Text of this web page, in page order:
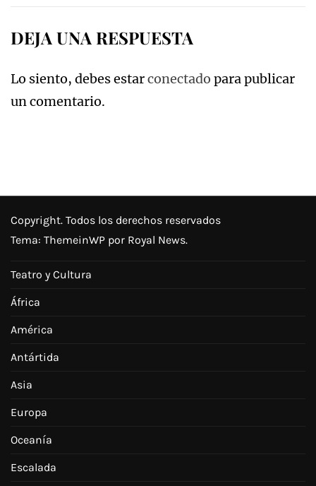
DEJA UNA RESPUESTA
Lo siento, debes estarconectado para publicar
un comentario.
Copyright. Todos los derechos reservados
Tema: ThemeinWP por Royal News.
Teatro y Cultura
África
América
Antártida
Asia
Europa
Oceanía
Escalada